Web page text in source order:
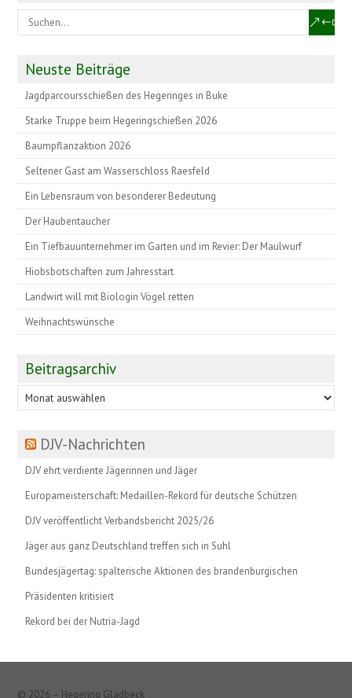
Neuste Beiträge
Jagdparcoursschießen des Hegeringes in Buke
Starke Truppe beim Hegeringschießen 2026
Baumpflanzaktion 2026
Seltener Gast am Wasserschloss Raesfeld
Ein Lebensraum von besonderer Bedeutung
Der Haubentaucher
Ein Tiefbauunternehmer im Garten und im Revier: Der Maulwurf
Hiobsbotschaften zum Jahresstart
Landwirt will mit Biologin Vögel retten
Weihnachtswünsche
Beitragsarchiv
Beitragsarchiv
DJV-Nachrichten
DJV ehrt verdiente Jägerinnen und Jäger
Europameisterschaft: Medaillen-Rekord für deutsche Schützen
DJV veröffentlicht Verbandsbericht 2025/26
Jäger aus ganz Deutschland treffen sich in Suhl
Bundesjägertag: spalterische Aktionen des brandenburgischen
Präsidenten kritisiert
Rekord bei der Nutria-Jagd
© 2026 – Hegering Gladbeck